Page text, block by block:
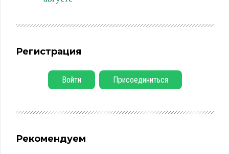
Регистрация
Войти Присоединиться
Рекомендуем